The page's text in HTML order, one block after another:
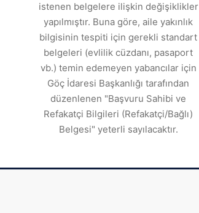
istenen belgelere ilişkin değişiklikler
yapılmıştır. Buna göre, aile yakınlık
bilgisinin tespiti için gerekli standart
belgeleri (evlilik cüzdanı, pasaport
vb.) temin edemeyen yabancılar için
Göç İdaresi Başkanlığı tarafından
düzenlenen "Başvuru Sahibi ve
Refakatçi Bilgileri (Refakatçi/Bağlı)
Belgesi" yeterli sayılacaktır.